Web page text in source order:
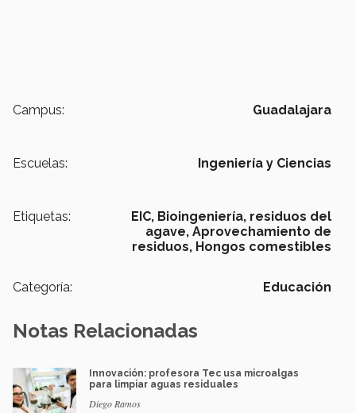
Campus: Guadalajara
Escuelas: Ingeniería y Ciencias
Etiquetas: EIC, Bioingeniería, residuos del
agave, Aprovechamiento de
residuos, Hongos comestibles
Categoría: Educación
Notas Relacionadas
Innovación: profesora Tec usa microalgas
para limpiar aguas residuales
Diego Ramos